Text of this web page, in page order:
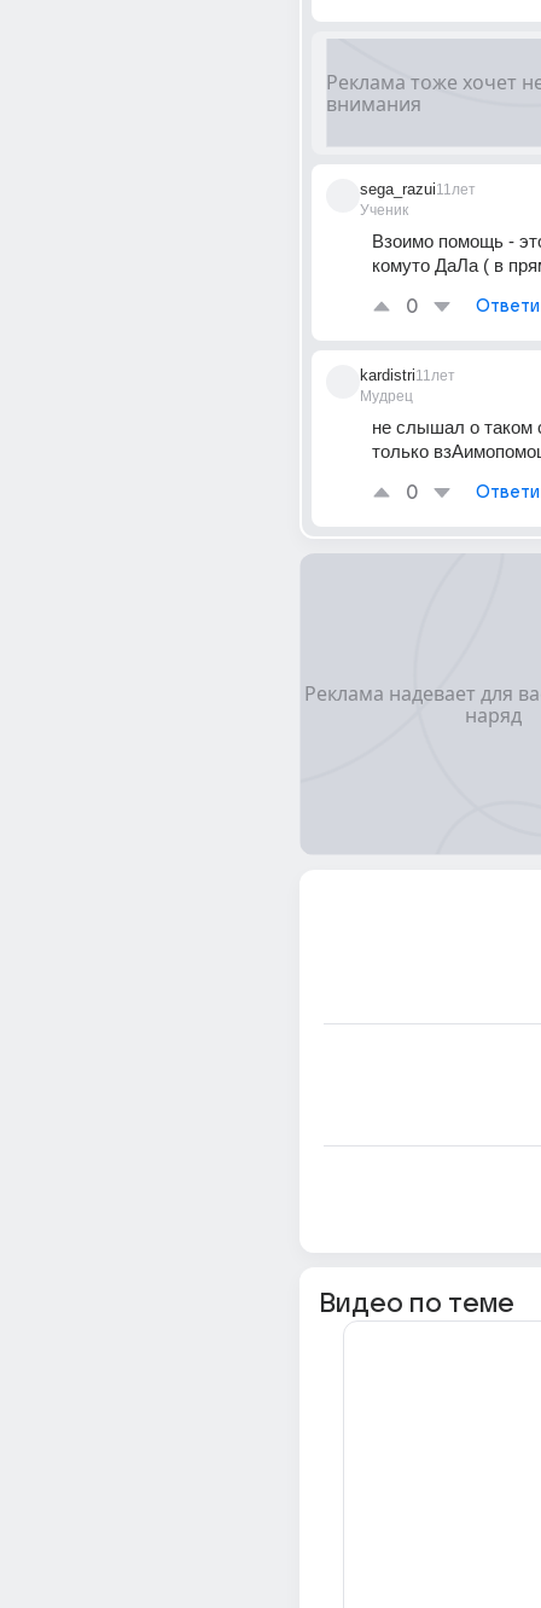
sega_razui
Ученик
11лет
Взоимо помощь -
комуто ДаЛа ( в
0
kardistri
Мудрец
11лет
не слышал о таком
только
0
Видео по теме